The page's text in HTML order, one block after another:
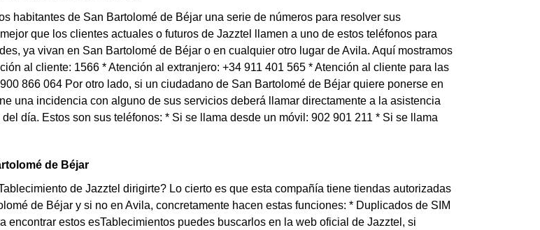
habitantes de San Bartolomé de Béjar una serie de números para resolver sus
que los clientes actuales o futuros de Jazztel llamen a uno de estos teléfonos para
ya vivan en San Bartolomé de Béjar o en cualquier otro lugar de Avila. Aquí mostramos
al cliente: 1566 * Atención al extranjero: +34 911 401 565 * Atención al cliente para las
866 064 Por otro lado, si un ciudadano de San Bartolomé de Béjar quiere ponerse en
una incidencia con alguno de sus servicios deberá llamar directamente a la asistencia
día. Estos son sus teléfonos: * Si se llama desde un móvil: 902 901 211 * Si se llama
de Béjar
de Jazztel dirigirte? Lo cierto es que esta compañía tiene tiendas autorizadas
de Béjar y si no en Avila, concretamente hacen estas funciones: * Duplicados de SIM
encontrar estos esTablecimientos puedes buscarlos en la web oficial de Jazztel, si